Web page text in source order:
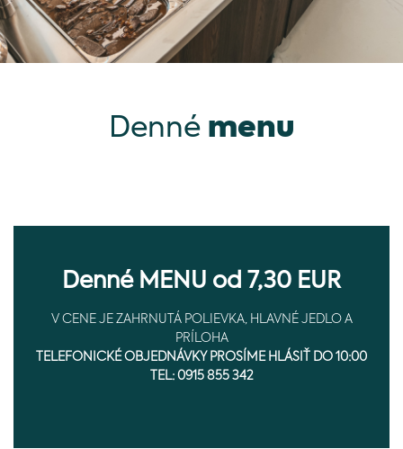
Denné menu
Denné MENU od 7,30 EUR
V CENE JE ZAHRNUTÁ POLIEVKA, HLAVNÉ JEDLO A
PRÍLOHA
TELEFONICKÉ OBJEDNÁVKY PROSÍME HLÁSIŤ DO 10:00
TEL: 0915 855 342